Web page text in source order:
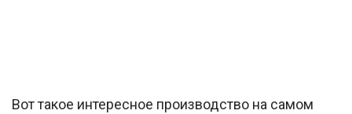
Вот такое интересное производство на самом